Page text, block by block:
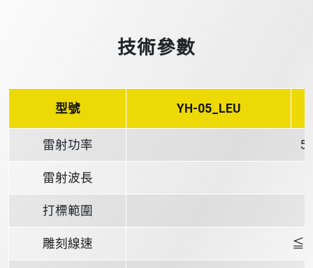
技術參數
型號 YH-05_LEU
雷射功率
雷射波長
打標範圍
雕刻線速 ≦